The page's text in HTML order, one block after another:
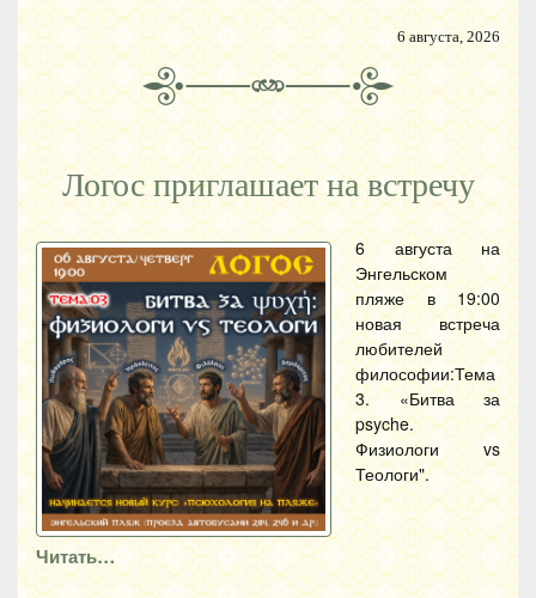
6 августа, 2026
Логос приглашает на встречу
6 августа на
Энгельском
пляже в 19:00
новая встреча
любителей
философии:Тема
3. «Битва за
psyche.
Физиологи vs
Теологи".
Читать…